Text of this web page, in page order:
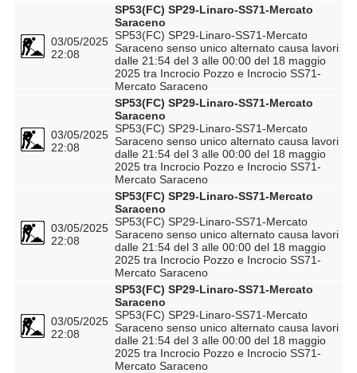
03/05/2025
22:08
SP53(FC) SP29-Linaro-SS71-Mercato
Saraceno
SP53(FC) SP29-Linaro-SS71-Mercato
Saraceno senso unico alternato causa lavori
dalle 21:54 del 3 alle 00:00 del 18 maggio
2025 tra Incrocio Pozzo e Incrocio SS71-
Mercato Saraceno
03/05/2025
22:08
SP53(FC) SP29-Linaro-SS71-Mercato
Saraceno
SP53(FC) SP29-Linaro-SS71-Mercato
Saraceno senso unico alternato causa lavori
dalle 21:54 del 3 alle 00:00 del 18 maggio
2025 tra Incrocio Pozzo e Incrocio SS71-
Mercato Saraceno
03/05/2025
22:08
SP53(FC) SP29-Linaro-SS71-Mercato
Saraceno
SP53(FC) SP29-Linaro-SS71-Mercato
Saraceno senso unico alternato causa lavori
dalle 21:54 del 3 alle 00:00 del 18 maggio
2025 tra Incrocio Pozzo e Incrocio SS71-
Mercato Saraceno
03/05/2025
22:08
SP53(FC) SP29-Linaro-SS71-Mercato
Saraceno
SP53(FC) SP29-Linaro-SS71-Mercato
Saraceno senso unico alternato causa lavori
dalle 21:54 del 3 alle 00:00 del 18 maggio
2025 tra Incrocio Pozzo e Incrocio SS71-
Mercato Saraceno